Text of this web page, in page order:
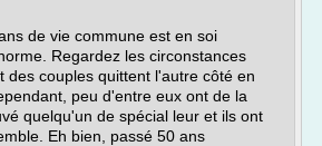
de vie commune est en soi
Regardez les circonstances
des couples quittent l'autre côté en
peu d'entre eux ont de la
quelqu'un de spécial leur et ils ont
Eh bien, passé 50 ans